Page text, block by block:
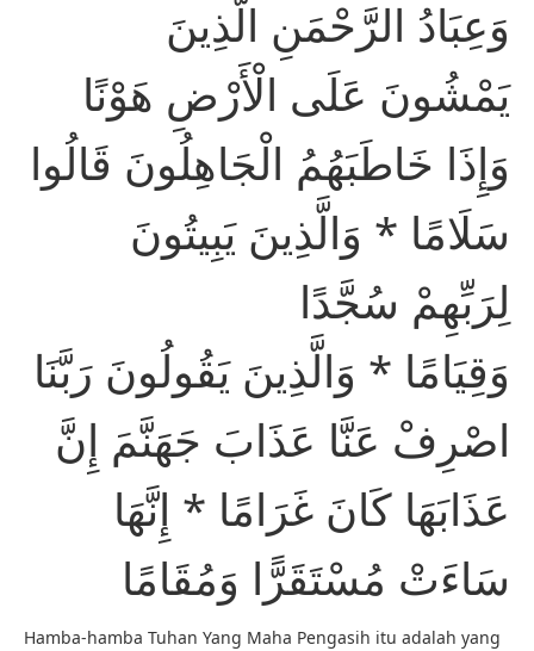
وَعِبَادُ الرَّحْمَنِ الَّذِينَ
يَمْشُونَ عَلَى الْأَرْضِ هَوْنًا
وَإِذَا خَاطَبَهُمُ الْجَاهِلُونَ قَالُوا
سَلَامًا * وَالَّذِينَ يَبِيتُونَ
لِرَبِّهِمْ سُجَّدًا
وَقِيَامًا * وَالَّذِينَ يَقُولُونَ رَبَّنَا
اصْرِفْ عَنَّا عَذَابَ جَهَنَّمَ إِنَّ
عَذَابَهَا كَانَ غَرَامًا * إِنَّهَا
سَاءَتْ مُسْتَقَرًّا وَمُقَامًا
Hamba-hamba Tuhan Yang Maha Pengasih itu adalah yang